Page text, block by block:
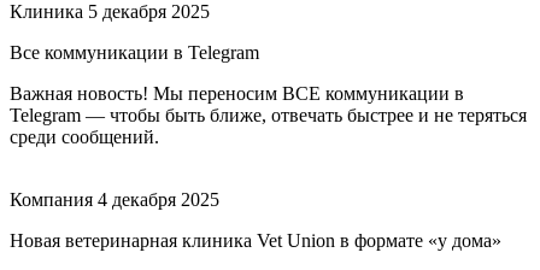
Клиника 5 декабря 2025
Все коммуникации в Telegram
Важная новость! Мы переносим ВСЕ коммуникации в
Telegram — чтобы быть ближе, отвечать быстрее и не теряться
среди сообщений.
Компания 4 декабря 2025
Новая ветеринарная клиника Vet Union в формате «у дома»